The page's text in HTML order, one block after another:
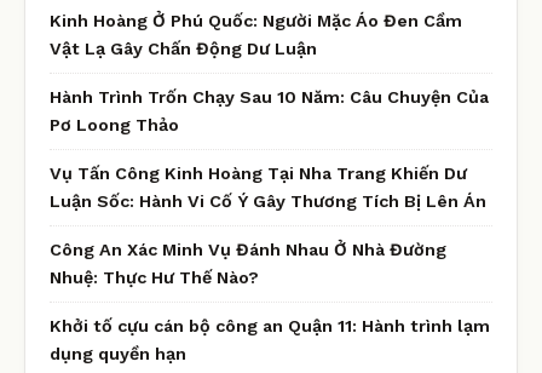
Kinh Hoàng Ở Phú Quốc: Người Mặc Áo Đen Cầm
Vật Lạ Gây Chấn Động Dư Luận
Hành Trình Trốn Chạy Sau 10 Năm: Câu Chuyện Của
Pơ Loong Thảo
Vụ Tấn Công Kinh Hoàng Tại Nha Trang Khiến Dư
Luận Sốc: Hành Vi Cố Ý Gây Thương Tích Bị Lên Án
Công An Xác Minh Vụ Đánh Nhau Ở Nhà Đường
Nhuệ: Thực Hư Thế Nào?
Khởi tố cựu cán bộ công an Quận 11: Hành trình lạm
dụng quyền hạn